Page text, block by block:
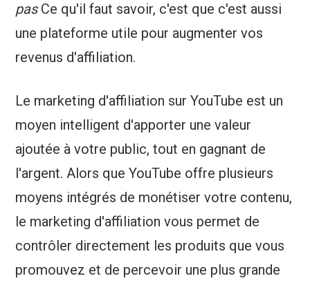
pasCe qu'il faut savoir, c'est que c'est aussi
une plateforme utile pour augmenter vos
revenus d'affiliation.
Le marketing d'affiliation sur YouTube est un
moyen intelligent d'apporter une valeur
ajoutée à votre public, tout en gagnant de
l'argent. Alors que YouTube offre plusieurs
moyens intégrés de monétiser votre contenu,
le marketing d'affiliation vous permet de
contrôler directement les produits que vous
promouvez et de percevoir une plus grande